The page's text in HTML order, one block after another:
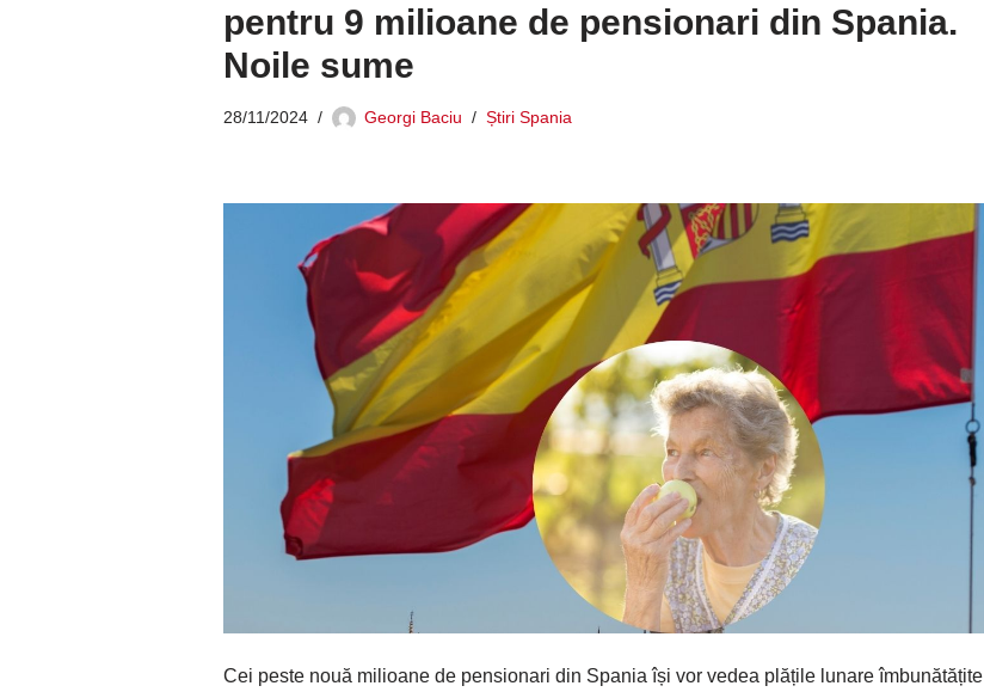
pentru 9 milioane de pensionari din Spania.
Noile sume
28/11/2024 Georgi Baciu Știri Spania
Cei peste nouă milioane de pensionari din Spania își vor vedea plățile lunare îmbunătățite